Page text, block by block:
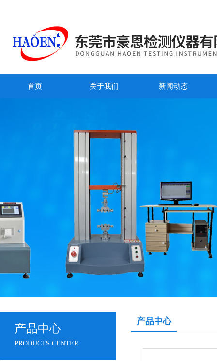
首页 关于我们 新闻动态
产品中心
PRODUCTS CENTER
产品中心